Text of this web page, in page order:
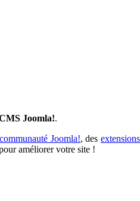
Joomla!.
Joomla!, desextensions
améliorer votre site !